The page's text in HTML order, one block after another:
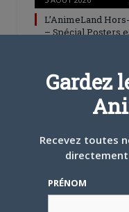
L’AnimeLand
– Spécial Posters
4 AOÛT 2026
Digimon en
pour 2027
Gardez
Recevez toutes
PRÉNOM